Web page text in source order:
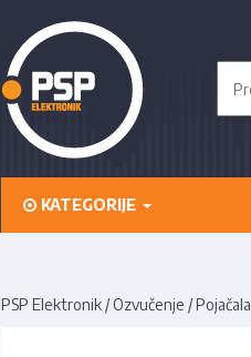
KATEGORIJE
PSP Elektronik /Ozvučenje /Pojačala